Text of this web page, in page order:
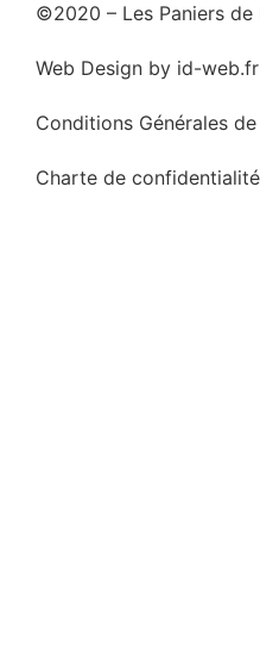
©2020 – Les Paniers de
Web Design by id-web.fr
Conditions Générales
Charte de confidentialité